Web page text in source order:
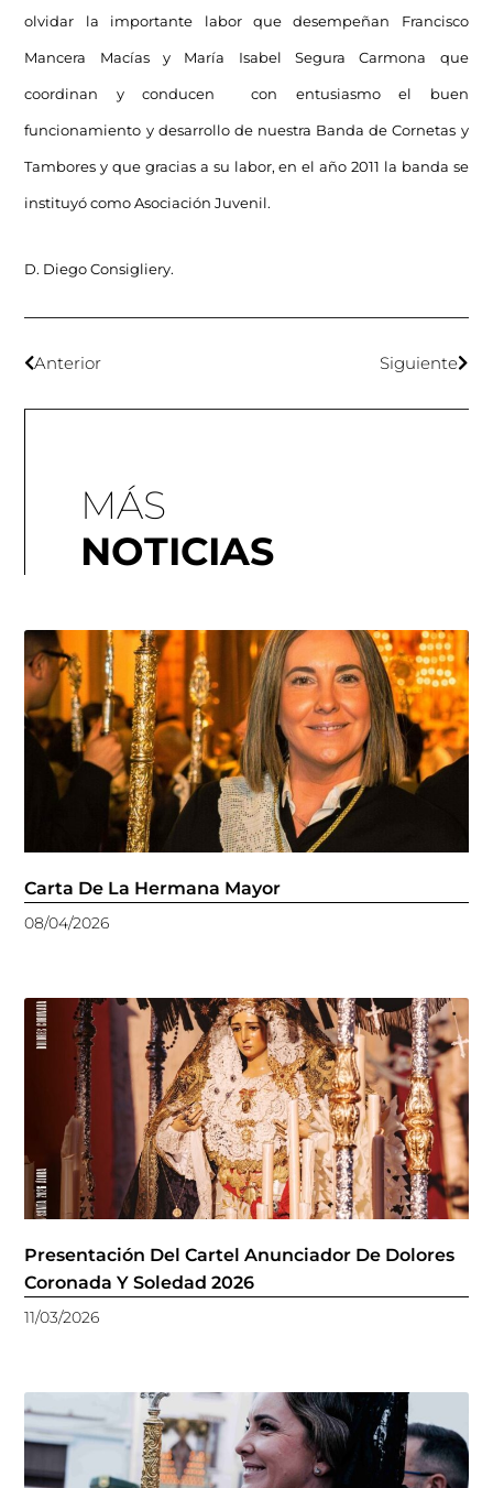
olvidar la importante labor que desempeñan Francisco
Mancera Macías y María Isabel Segura Carmona que
coordinan y conducen con entusiasmo el buen
funcionamiento y desarrollo de nuestra Banda de Cornetas y
Tambores y que gracias a su labor, en el año 2011 la banda se
instituyó como Asociación Juvenil.
D. Diego Consigliery.
Anterior Siguiente
MÁS
NOTICIAS
Carta De La Hermana Mayor
08/04/2026
Presentación Del Cartel Anunciador De Dolores
Coronada Y Soledad 2026
11/03/2026